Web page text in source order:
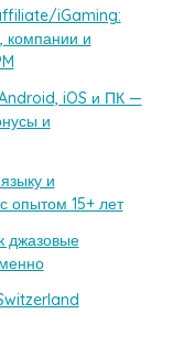
iGaming:
компании и
iOS и ПК —
и
и
опытом 15+ лет
джазовые